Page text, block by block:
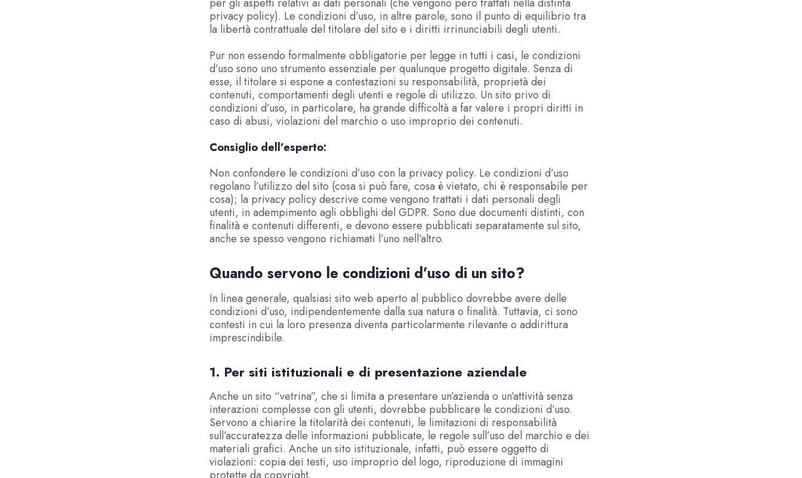
per gli aspetti relativi ai dati personali (che vengono però trattati nella distinta
privacy policy). Le condizioni d’uso, in altre parole, sono il punto di equilibrio tra
la libertà contrattuale del titolare del sito e i diritti irrinunciabili degli utenti.
Pur non essendo formalmente obbligatorie per legge in tutti i casi, le condizioni
d’uso sono uno strumento essenziale per qualunque progetto digitale. Senza di
esse, il titolare si espone a contestazioni su responsabilità, proprietà dei
contenuti, comportamenti degli utenti e regole di utilizzo. Un sito privo di
condizioni d’uso, in particolare, ha grande difficoltà a far valere i propri diritti in
caso di abusi, violazioni del marchio o uso improprio dei contenuti.
Consiglio dell’esperto:
Non confondere le condizioni d’uso con la privacy policy. Le condizioni d’uso
regolano l’utilizzo del sito (cosa si può fare, cosa è vietato, chi è responsabile per
cosa); la privacy policy descrive come vengono trattati i dati personali degli
utenti, in adempimento agli obblighi del GDPR. Sono due documenti distinti, con
finalità e contenuti differenti, e devono essere pubblicati separatamente sul sito,
anche se spesso vengono richiamati l’uno nell’altro.
Quando servono le condizioni d’uso di un sito?
In linea generale, qualsiasi sito web aperto al pubblico dovrebbe avere delle
condizioni d’uso, indipendentemente dalla sua natura o finalità. Tuttavia, ci sono
contesti in cui la loro presenza diventa particolarmente rilevante o addirittura
imprescindibile.
1. Per siti istituzionali e di presentazione aziendale
Anche un sito “vetrina”, che si limita a presentare un’azienda o un’attività senza
interazioni complesse con gli utenti, dovrebbe pubblicare le condizioni d’uso.
Servono a chiarire la titolarità dei contenuti, le limitazioni di responsabilità
sull’accuratezza delle informazioni pubblicate, le regole sull’uso del marchio e dei
materiali grafici. Anche un sito istituzionale, infatti, può essere oggetto di
violazioni: copia dei testi, uso improprio del logo, riproduzione di immagini